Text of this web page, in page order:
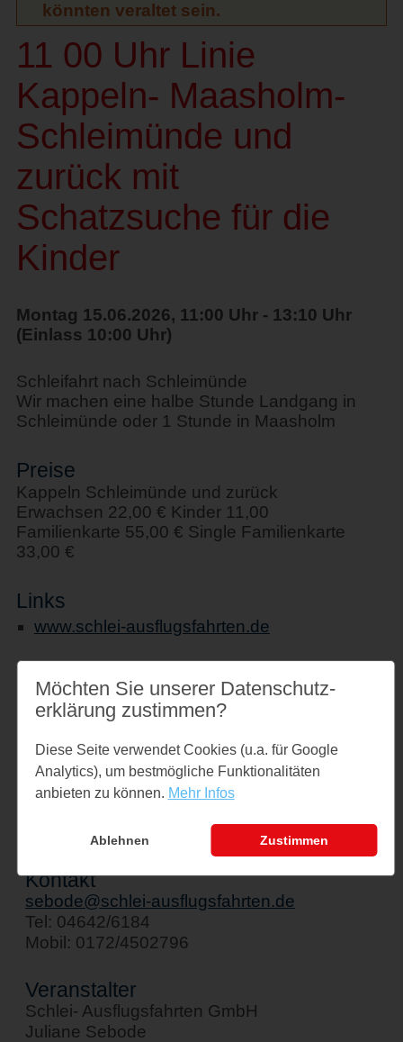
könnten veraltet sein.
11 00 Uhr Linie
Kappeln- Maasholm-
Schleimünde und
zurück mit
Schatzsuche für die
Kinder
Montag 15.06.2026, 11:00 Uhr - 13:10 Uhr
(Einlass 10:00 Uhr)
Schleifahrt nach Schleimünde
Wir machen eine halbe Stunde Landgang in
Schleimünde oder 1 Stunde in Maasholm
Preise
Kappeln Schleimünde und zurück
Erwachsen 22,00 € Kinder 11,00
Familienkarte 55,00 € Single Familienkarte
33,00 €
Links
www.schlei-ausflugsfahrten.de
Veranstaltungsort
Schiff " Stadt Kappeln"
Am Hafen 1
24376 Kappeln
Kontakt
sebode@schlei-ausflugsfahrten.de
Tel: 04642/6184
Mobil: 0172/4502796
Veranstalter
Schlei- Ausflugsfahrten GmbH
Juliane Sebode
Möchten Sie unserer Datenschutz­
erklärung zustimmen?
Diese Seite verwendet Cookies (u.a. für Google
Analytics), um bestmögliche Funktionalitäten
anbieten zu können. Mehr Infos
Ablehnen Zustimmen